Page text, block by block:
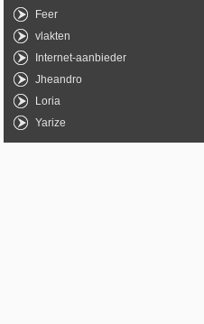
Feer
vlakten
Internet-aanbieder
Jheandro
Loria
Yarize